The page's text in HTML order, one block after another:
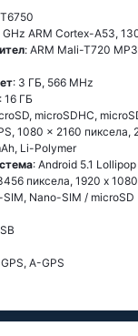
GНz АRМ Соrtех-А53,
: ARM Mali-T720
: 3 ГБ, 566 MHz
: 16 ГБ
microSDHC,
1080 x 2160 пиксела,
Li-Polymer
: Аndrоid 5.1 Lоlliрор
пиксела, 1920 x
SIM, Nano-SIM / microSD
GРS, А-GРS